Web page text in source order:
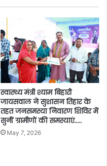
स्वास्थ्य मंत्री श्याम बिहारी
जायसवाल ने सुशासन तिहार के
तहत जनसमस्या निवारण शिविर में
सुनीं ग्रामीणों की समस्याएं…..
May 7, 2026